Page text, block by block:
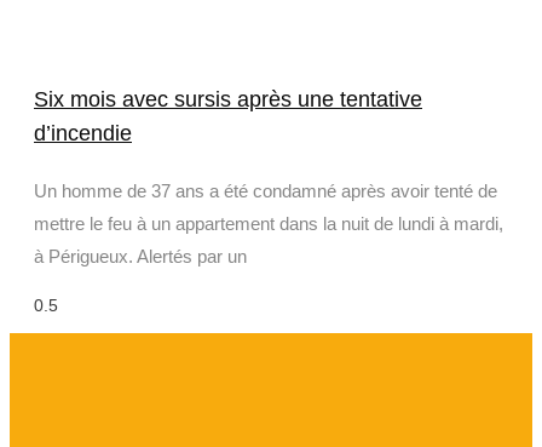
Six mois avec sursis après une tentative
d’incendie
Un homme de 37 ans a été condamné après avoir tenté de
mettre le feu à un appartement dans la nuit de lundi à mardi,
à Périgueux. Alertés par un